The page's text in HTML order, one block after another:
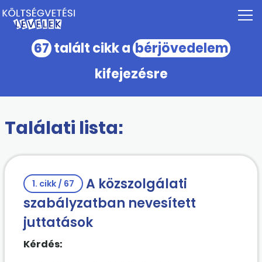
67 talált cikk a bérjövedelem
kifejezésre
Találati lista:
1. cikk / 67
A közszolgálati
szabályzatban nevesített
juttatások
Kérdés: